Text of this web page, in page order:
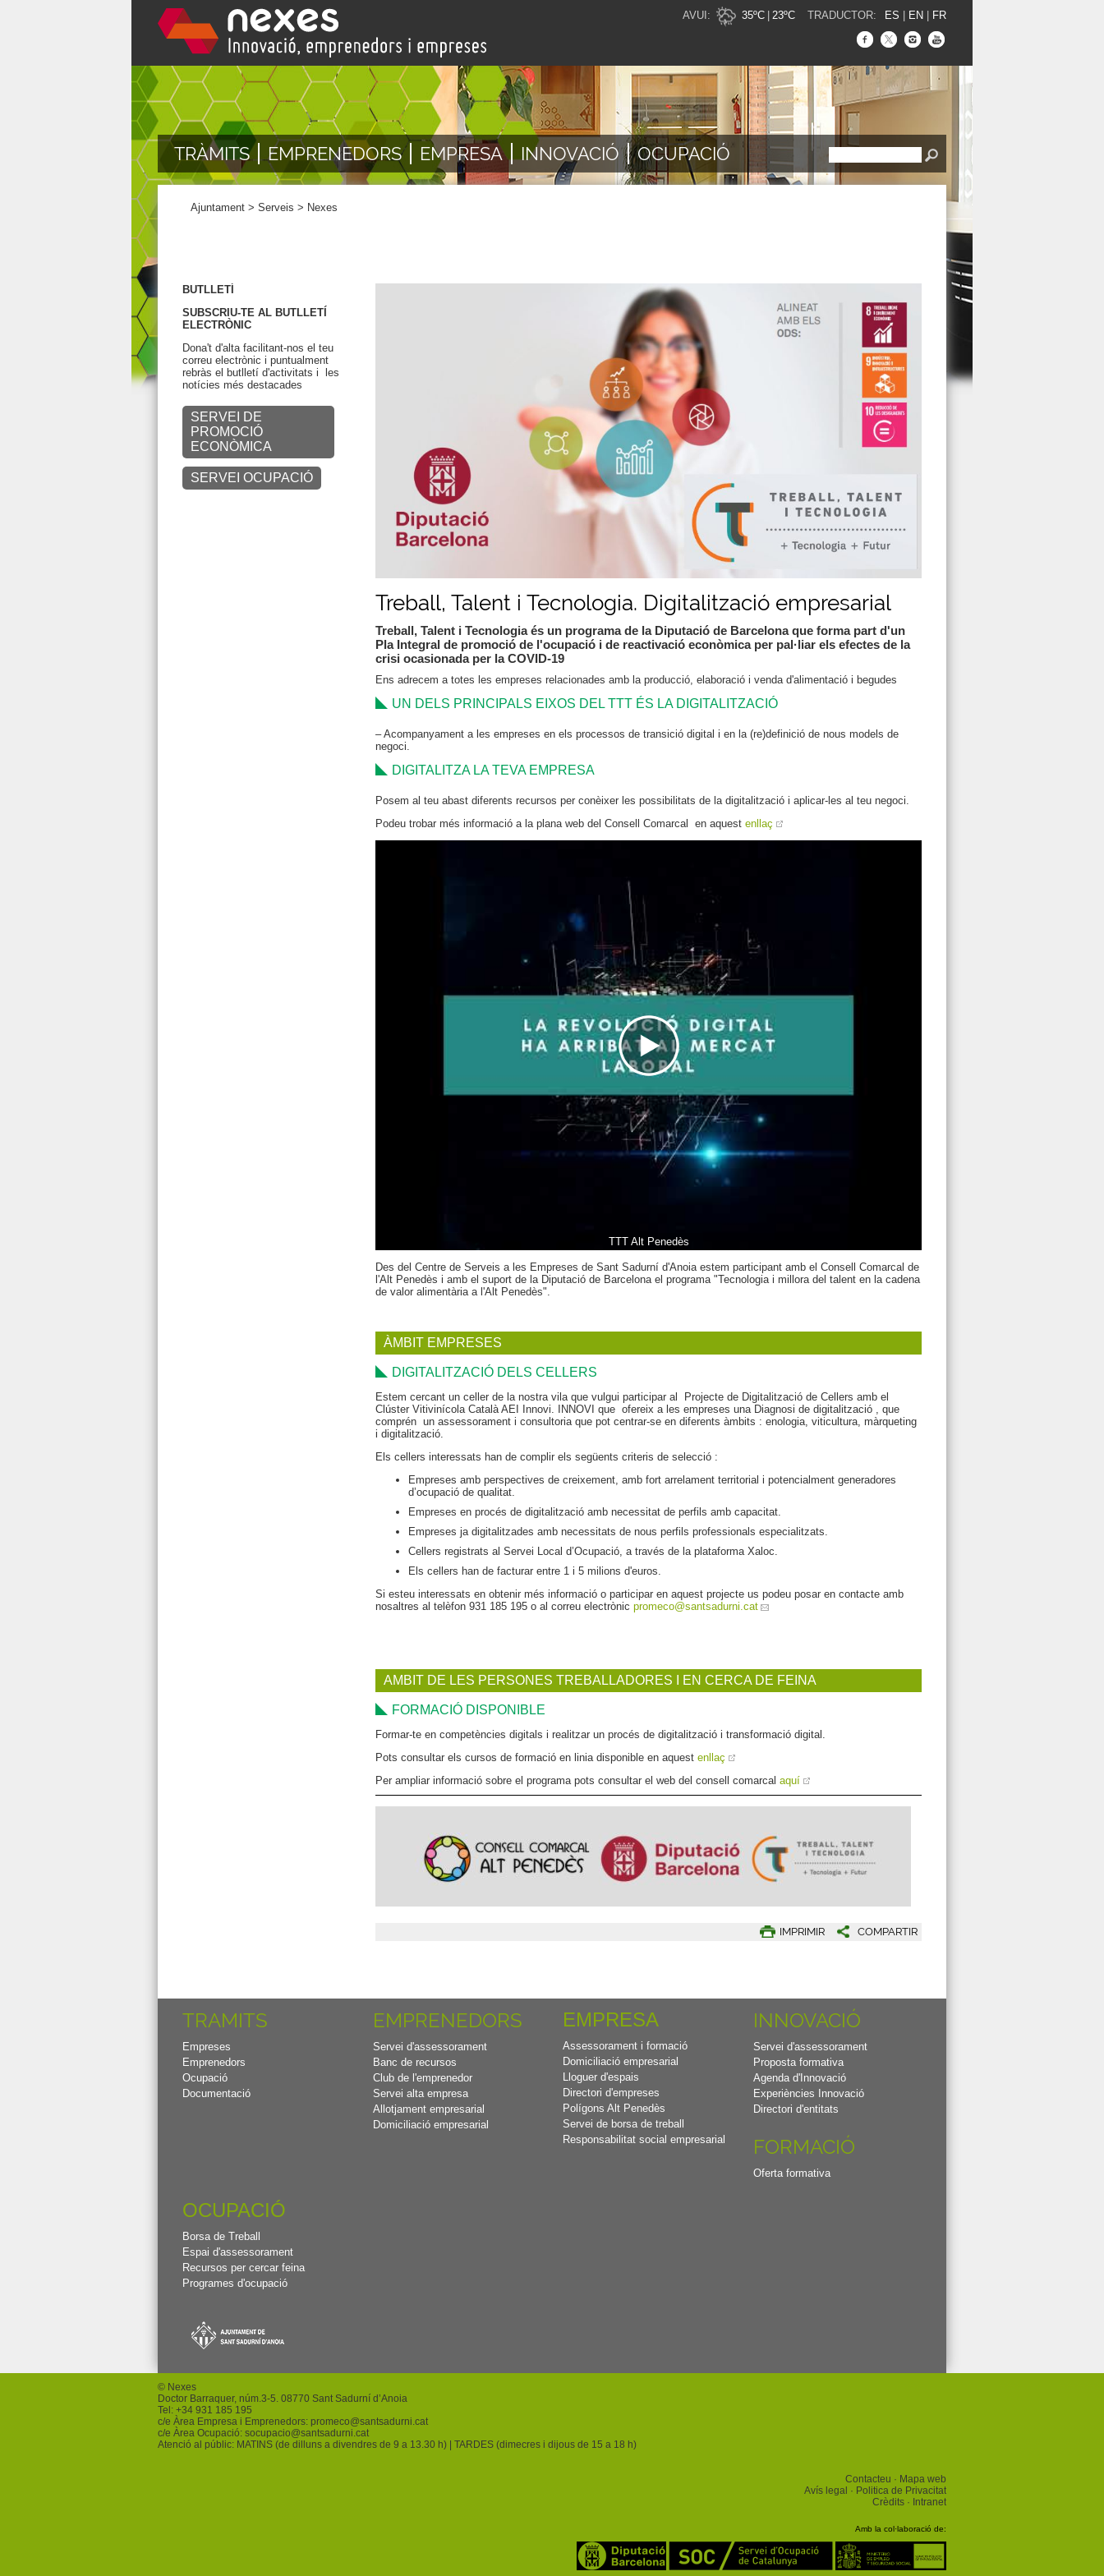
AVUI: 35ºC 23ºC TRADUCTOR: ES EN FR
TRÀMITS EMPRENEDORS EMPRESA INNOVACIÓ OCUPACIÓ
Ajuntament > Serveis > Nexes
BUTLLETÍ
SUBSCRIU-TE AL BUTLLETÍ
ELECTRÒNIC
Dona't d'alta facilitant-nos el teu
correu electrònic i puntualment
rebràs el butlletí d'activitats i les
notícies més destacades
SERVEI DE
PROMOCIÓ
ECONÒMICA
SERVEI OCUPACIÓ
Treball, Talent i Tecnologia. Digitalització empresarial
Treball, Talent i Tecnologia és un programa de la Diputació de Barcelona que forma part d'un
Pla Integral de promoció de l'ocupació i de reactivació econòmica per pal·liar els efectes de la
crisi ocasionada per la COVID-19
Ens adrecem a totes les empreses relacionades amb la producció, elaboració i venda d'alimentació i begudes
UN DELS PRINCIPALS EIXOS DEL TTT ÉS LA DIGITALITZACIÓ
– Acompanyament a les empreses en els processos de transició digital i en la (re)definició de nous models de
negoci.
DIGITALITZA LA TEVA EMPRESA
Posem al teu abast diferents recursos per conèixer les possibilitats de la digitalització i aplicar-les al teu negoci.
Podeu trobar més informació a la plana web del Consell Comarcal en aquest enllaç
TTT Alt Penedès
Des del Centre de Serveis a les Empreses de Sant Sadurní d'Anoia estem participant amb el Consell Comarcal de
l'Alt Penedès i amb el suport de la Diputació de Barcelona el programa "Tecnologia i millora del talent en la cadena
de valor alimentària a l'Alt Penedès".
ÀMBIT EMPRESES
DIGITALITZACIÓ DELS CELLERS
Estem cercant un celler de la nostra vila que vulgui participar al Projecte de Digitalització de Cellers amb el
Clúster Vitivinícola Català AEI Innovi. INNOVI que ofereix a les empreses una Diagnosi de digitalització , que
comprén un assessorament i consultoria que pot centrar-se en diferents àmbits : enologia, viticultura, màrqueting
i digitalització.
Els cellers interessats han de complir els següents criteris de selecció :
Empreses amb perspectives de creixement, amb fort arrelament territorial i potencialment generadores
d’ocupació de qualitat.
Empreses en procés de digitalització amb necessitat de perfils amb capacitat.
Empreses ja digitalitzades amb necessitats de nous perfils professionals especialitzats.
Cellers registrats al Servei Local d’Ocupació, a través de la plataforma Xaloc.
Els cellers han de facturar entre 1 i 5 milions d'euros.
Si esteu interessats en obtenir més informació o participar en aquest projecte us podeu posar en contacte amb
nosaltres al telèfon 931 185 195 o al correu electrònic promeco@santsadurni.cat
AMBIT DE LES PERSONES TREBALLADORES I EN CERCA DE FEINA
FORMACIÓ DISPONIBLE
Formar-te en competències digitals i realitzar un procés de digitalització i transformació digital.
Pots consultar els cursos de formació en linia disponible en aquest enllaç
Per ampliar informació sobre el programa pots consultar el web del consell comarcal aquí
IMPRIMIR COMPARTIR
TRAMITS
Empreses
Emprenedors
Ocupació
Documentació
EMPRENEDORS
Servei d'assessorament
Banc de recursos
Club de l'emprenedor
Servei alta empresa
Allotjament empresarial
Domiciliació empresarial
EMPRESA
Assessorament i formació
Domiciliació empresarial
Lloguer d'espais
Directori d'empreses
Polígons Alt Penedès
Servei de borsa de treball
Responsabilitat social empresarial
INNOVACIÓ
Servei d'assessorament
Proposta formativa
Agenda d'Innovació
Experiències Innovació
Directori d'entitats
FORMACIÓ
Oferta formativa
OCUPACIÓ
Borsa de Treball
Espai d'assessorament
Recursos per cercar feina
Programes d'ocupació
© Nexes
Doctor Barraquer, núm.3-5. 08770 Sant Sadurní d’Anoia
Tel: +34 931 185 195
c/e Àrea Empresa i Emprenedors: promeco@santsadurni.cat
c/e Àrea Ocupació: socupacio@santsadurni.cat
Atenció al públic: MATINS (de dilluns a divendres de 9 a 13.30 h) | TARDES (dimecres i dijous de 15 a 18 h)
Contacteu
Mapa web
Avís legal
Politica de Privacitat
Crèdits
Intranet
Amb la col·laboració de: